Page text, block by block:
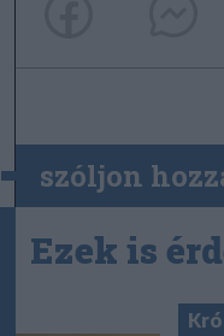
szóljon
Ezek is